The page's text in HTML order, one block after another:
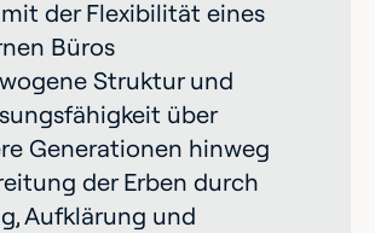
der Flexibilität eines
Büros
Struktur und
über
Generationen hinweg
der Erben durch
Aufklärung und